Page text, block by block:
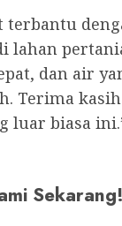
terbantu
lahan
dan air
Terima
luar biasa
Sekarang!